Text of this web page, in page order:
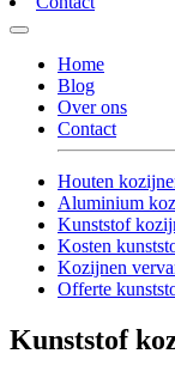
Home
Blog
Over ons
Contact
Houten
Aluminium
Kunststof
Kosten
Kozijnen
Offerte
Kunststof